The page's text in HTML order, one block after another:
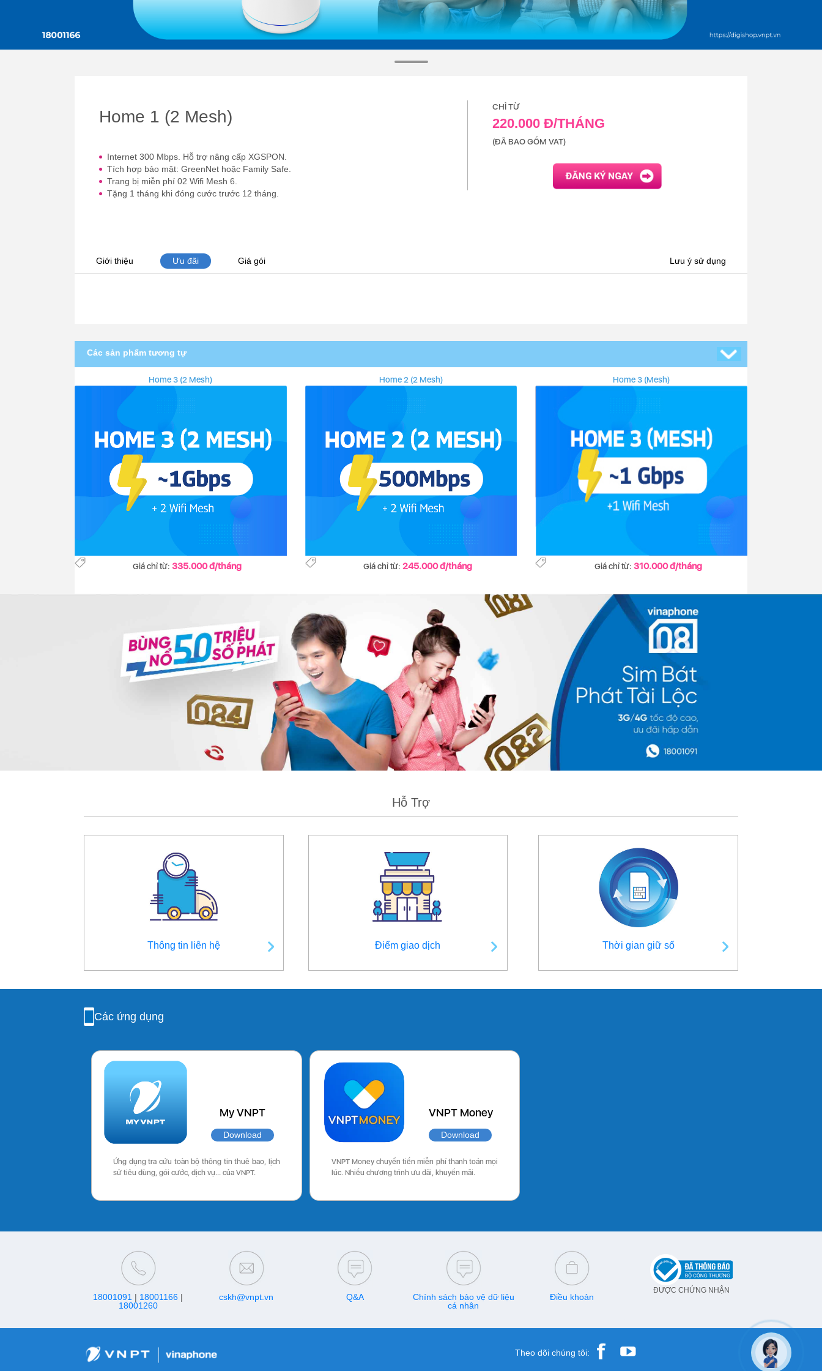
Home 1 (2 Mesh)
Internet 300 Mbps. Hỗ trợ nâng cấp XGSPON.
Tích hợp bảo mật: GreenNet hoặc Family Safe.
Trang bị miễn phí 02 Wifi Mesh 6.
Tặng 1 tháng khi đóng cước trước 12 tháng.
CHỈ TỪ
220.000 Đ/THÁNG
(ĐÃ BAO GỒM VAT)
Giới thiệu Ưu đãi Giá gói Lưu ý sử dụng
Các sản phẩm tương tự
Home 3 (2 Mesh)
Giá chỉ từ:335.000 đ/tháng
Home 2 (2 Mesh)
Giá chỉ từ: 245.000 đ/tháng
Home 3 (Mesh)
Giá chỉ từ: 310.000 đ/tháng
Hỗ Trợ
Thông tin liên hệ Điểm giao dịch Thời gian giữ số
Các ứng dụng
My VNPT
Download
Ứng dụng tra cứu toàn bộ thông tin thuê bao, lịch
sử tiêu dùng, gói cước, dịch vụ… của VNPT.
VNPT Money
Download
VNPT Money chuyển tiền miễn phí thanh toán mọi
lúc. Nhiều chương trình ưu đãi, khuyến mãi.
18001091 | 18001166 |
18001260
cskh@vnpt.vn Q&A
Chính sách bảo vệ dữ liệu
cá nhân
Điều khoản
ĐƯỢC CHỨNG NHẬN
Theo dõi chúng tôi: